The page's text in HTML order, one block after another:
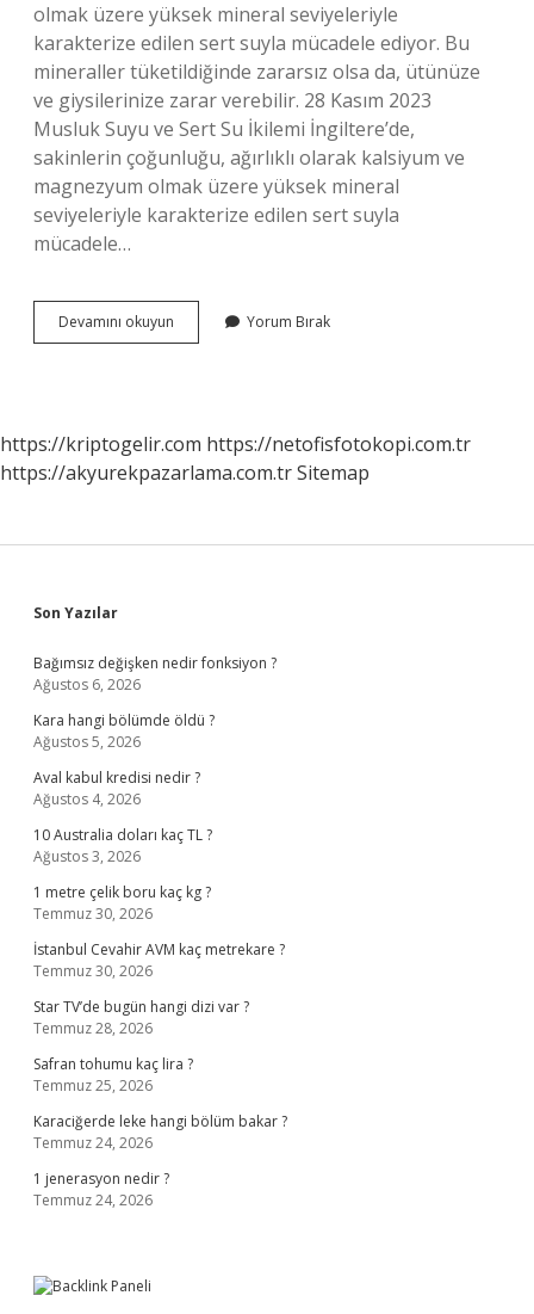
olmak üzere yüksek mineral seviyeleriyle
karakterize edilen sert suyla mücadele ediyor. Bu
mineraller tüketildiğinde zararsız olsa da, ütünüze
ve giysilerinize zarar verebilir. 28 Kasım 2023
Musluk Suyu ve Sert Su İkilemi İngiltere’de,
sakinlerin çoğunluğu, ağırlıklı olarak kalsiyum ve
magnezyum olmak üzere yüksek mineral
seviyeleriyle karakterize edilen sert suyla
mücadele…
Devamını okuyun Londrada
Musluk
Yorum Bırak
https://kriptogelir.com https://netofisfotokopi.com.tr
https://akyurekpazarlama.com.trSitemap
Sidebar
Son Yazılar
Bağımsız değişken nedir fonksiyon ?
Ağustos 6, 2026
Kara hangi bölümde öldü ?
Ağustos 5, 2026
Aval kabul kredisi nedir ?
Ağustos 4, 2026
10 Australia doları kaç TL ?
Ağustos 3, 2026
1 metre çelik boru kaç kg ?
Temmuz 30, 2026
İstanbul Cevahir AVM kaç metrekare ?
Temmuz 30, 2026
Star TV’de bugün hangi dizi var ?
Temmuz 28, 2026
Safran tohumu kaç lira ?
Temmuz 25, 2026
Karaciğerde leke hangi bölüm bakar ?
Temmuz 24, 2026
1 jenerasyon nedir ?
Temmuz 24, 2026